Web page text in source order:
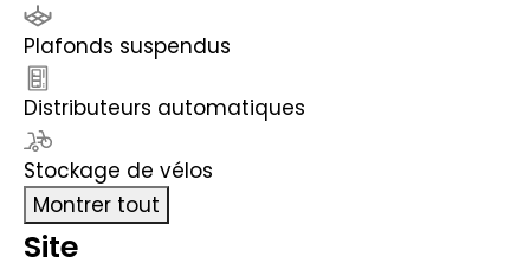
Plafonds suspendus
Distributeurs automatiques
Stockage de vélos
Montrer tout
Site